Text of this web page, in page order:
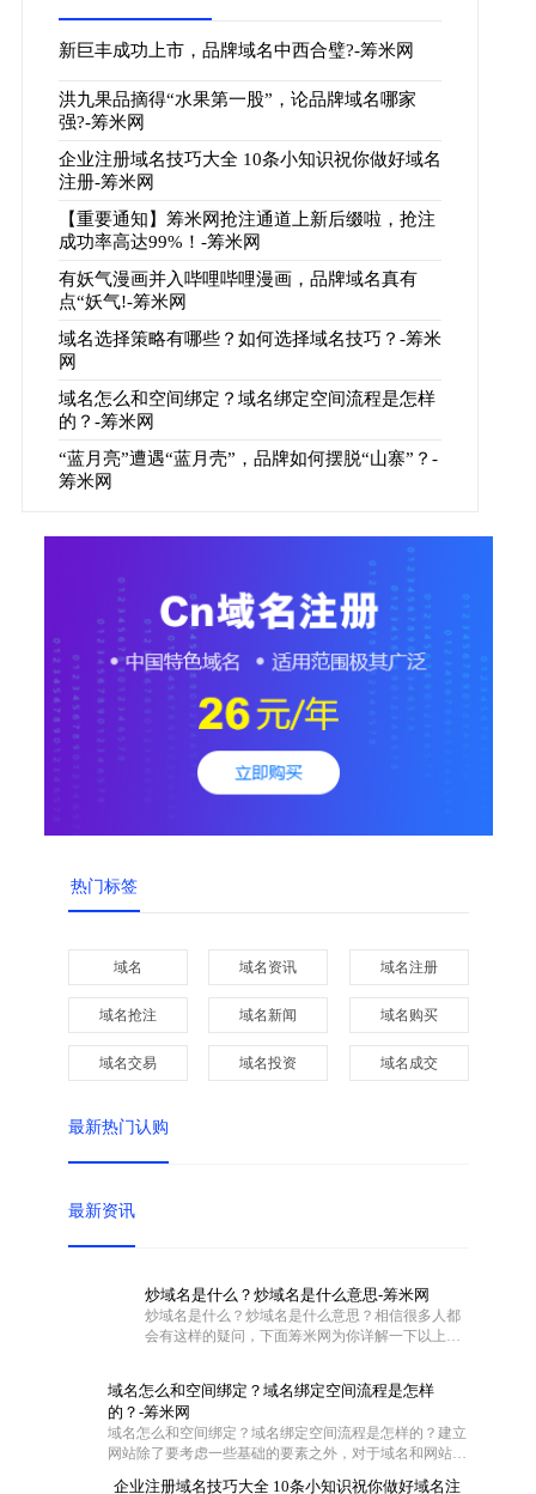
新巨丰成功上市，品牌域名中西合璧?-筹米网
洪九果品摘得“水果第一股”，论品牌域名哪家
强?-筹米网
企业注册域名技巧大全 10条小知识祝你做好域名
注册-筹米网
【重要通知】筹米网抢注通道上新后缀啦，抢注
成功率高达99%！-筹米网
有妖气漫画并入哔哩哔哩漫画，品牌域名真有
点“妖气!-筹米网
域名选择策略有哪些？如何选择域名技巧？-筹米
网
域名怎么和空间绑定？域名绑定空间流程是怎样
的？-筹米网
“蓝月亮”遭遇“蓝月壳”，品牌如何摆脱“山寨”？-
筹米网
热门标签
域名 域名资讯 域名注册
域名抢注 域名新闻 域名购买
域名交易 域名投资 域名成交
最新热门认购
最新资讯
炒域名是什么？炒域名是什么意思-筹米网
炒域名是什么？炒域名是什么意思？相信很多人都
会有这样的疑问，下面筹米网为你详解一下以上问
域名怎么和空间绑定？域名绑定空间流程是怎样
的？-筹米网
域名怎么和空间绑定？域名绑定空间流程是怎样的？建立
网站除了要考虑一些基础的要素之外，对于域名和网站空
企业注册域名技巧大全 10条小知识祝你做好域名注